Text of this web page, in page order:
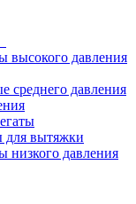
высокого давления
среднего давления
для вытяжки
низкого давления